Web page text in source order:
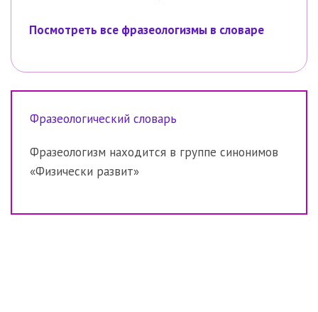
Посмотреть все фразеологизмы в словаре
Фразеологический словарь
Фразеологизм находится в группе синонимов
«Физически развит»